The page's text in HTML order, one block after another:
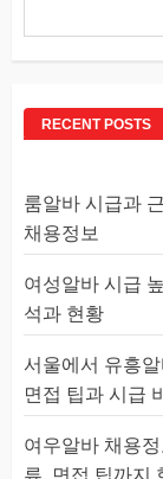
RECENT POSTS
룸알바 시급과
채용정보
여성알바 시급
석과 현황
서울에서 유흥
면접 팁과 시급
여우알바 채용